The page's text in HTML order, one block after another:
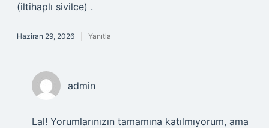
(iltihaplı sivilce) .
Haziran 29, 2026 Yanıtla
admin
Lal! Yorumlarınızın tamamına katılmıyorum, ama